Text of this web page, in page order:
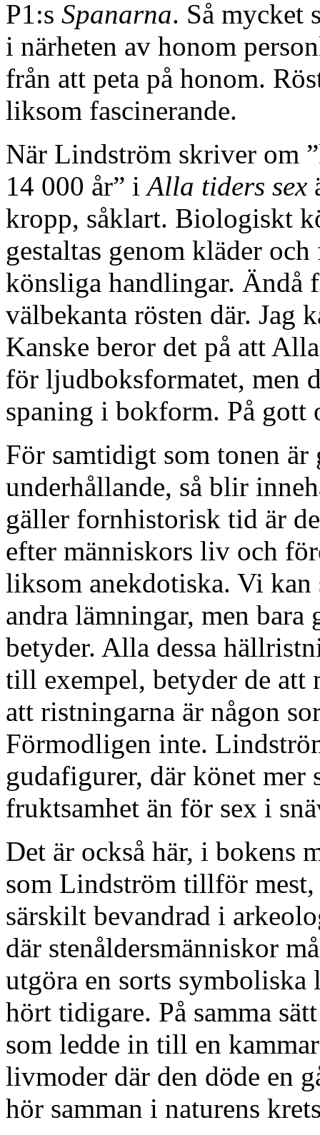
P1:s Spanarna. Så mycket
i närheten av honom
från att peta på honom.
liksom fascinerande.
När Lindström skriver om
14 000 år” iAlla tiders sex
kropp, såklart. Biologiskt
gestaltas genom kläder
könsliga handlingar. Ändå
välbekanta rösten där. Jag
Kanske beror det på att
för ljudboksformatet, men
spaning i bokform. På gott
För samtidigt som tonen är
underhållande, så blir
gäller fornhistorisk tid är
efter människors liv och
liksom anekdotiska. Vi
andra lämningar, men
betyder. Alla dessa
till exempel, betyder de att
att ristningarna är någon
Förmodligen inte.
gudafigurer, där könet mer
fruktsamhet än för sex i
Det är också här, i bokens
som Lindström tillför
särskilt bevandrad i
där stenåldersmänniskor
utgöra en sorts
hört tidigare. På samma
som ledde in till en
livmoder där den döde en
hör samman i naturens